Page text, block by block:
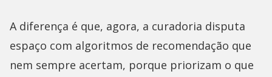
A diferença é que, agora, a curadoria disputa
espaço com algoritmos de recomendação que
nem sempre acertam, porque priorizam o que